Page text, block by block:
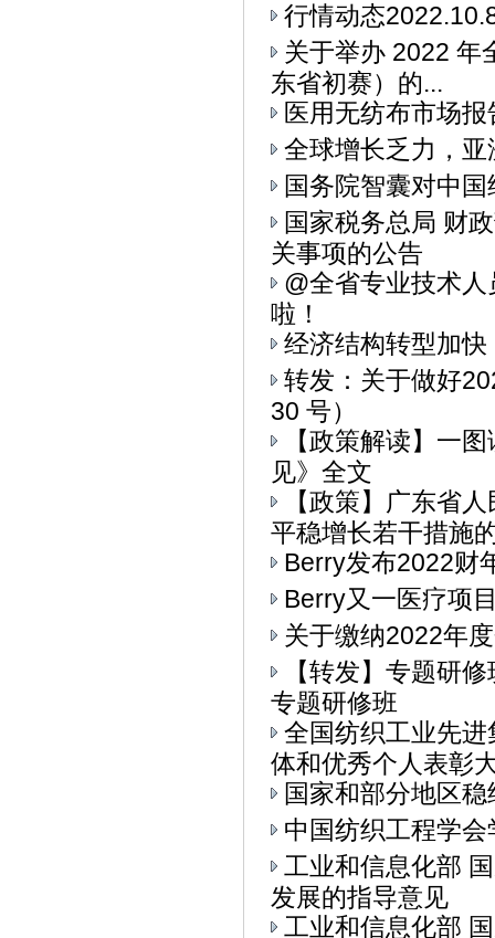
行情动态
关于举办 2022 年
东省初赛）的...
医用无纺布市场报
全球增长乏力，
国务院智囊对中
国家税务总局 财
关事项的公告
@全省专业技术
啦！
经济结构转型加
转发：关于做好
30 号）
【政策解读】一
见》全文
【政策】广东省
平稳增长若干措施
Berry发布2022财
Berry又一医疗项
关于缴纳2022年
【转发】专题研
专题研修班
全国纺织工业先
体和优秀个人表彰
国家和部分地区
中国纺织工程学
工业和信息化部
发展的指导意见
工业和信息化部